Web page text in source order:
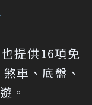
提供16項免
煞車、底盤、
。